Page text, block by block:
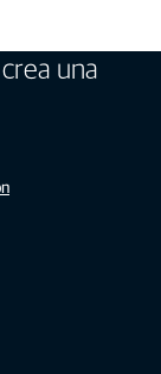
una